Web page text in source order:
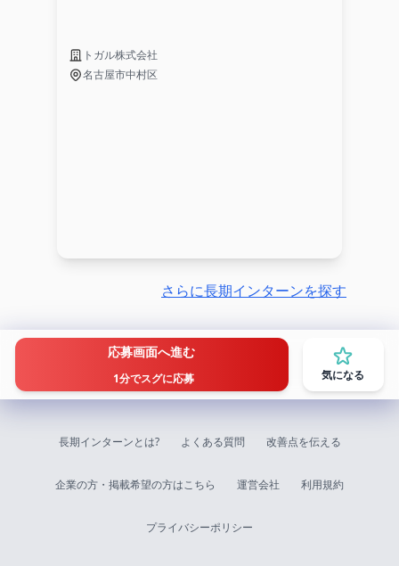
トガル株式会社
名古屋市中村区
さらに長期インターンを探す
応募画面へ進む
1分でスグに応募 気になる
長期インターンとは? よくある質問 改善点を伝える
企業の方・掲載希望の方はこちら 運営会社 利用規約
プライバシーポリシー